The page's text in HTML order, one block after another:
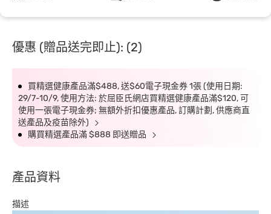
優惠 (贈品送完即止): (2)
買精選健康產品滿$488, 送$60電子現金券 1張 (使用日期:
29/7-10/9, 使用方法: 於屈臣氏網店買精選健康產品滿$120, 可
使用一張電子現金券; 無額外折扣優惠產品, 訂購計劃, 供應商直
送產品及疫苗除外)
購買精選產品滿 $888 即送贈品
產品資料
描述